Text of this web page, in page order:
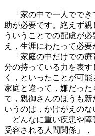
「家の中で一人ででき
助が必要です。絶えず
ういうことでの配慮が
え，生涯にわたって必
「家庭の中だけでの療
分の持っている力を表
く，といったことが可
家庭と違って，嫌だっ
て，親御さんのほうも
いうのは，かけがえのな
どんなに重い疾患や障
受容される人間関係」